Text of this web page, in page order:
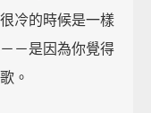
冷的時候是一樣
－是因為你覺得
。